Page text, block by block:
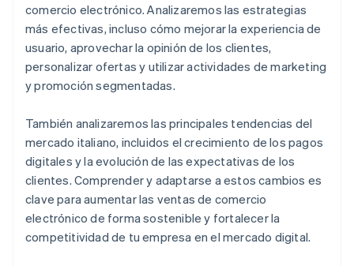
comercio electrónico. Analizaremos las estrategias
más efectivas, incluso cómo mejorar la experiencia de
usuario, aprovechar la opinión de los clientes,
personalizar ofertas y utilizar actividades de marketing
y promoción segmentadas.
También analizaremos las principales tendencias del
mercado italiano, incluidos el crecimiento de los pagos
digitales y la evolución de las expectativas de los
clientes. Comprender y adaptarse a estos cambios es
clave para aumentar las ventas de comercio
electrónico de forma sostenible y fortalecer la
competitividad de tu empresa en el mercado digital.